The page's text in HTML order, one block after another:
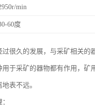
min
60度
很久的发展，与采矿相关
用于采矿的器物都有作用，
表不远。